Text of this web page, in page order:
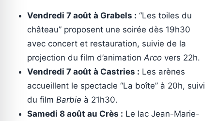
Vendredi 7 août à Grabels : “Les toiles du
château” proposent une soirée dès 19h30
avec concert et restauration, suivie de la
projection du film d’animationArco vers 22h.
Vendredi 7 août à Castries : Les arènes
accueillent le spectacle “La boîte” à 20h, suivi
du film Barbie à 21h30.
Samedi 8 août au Crès : Le lac Jean-Marie-